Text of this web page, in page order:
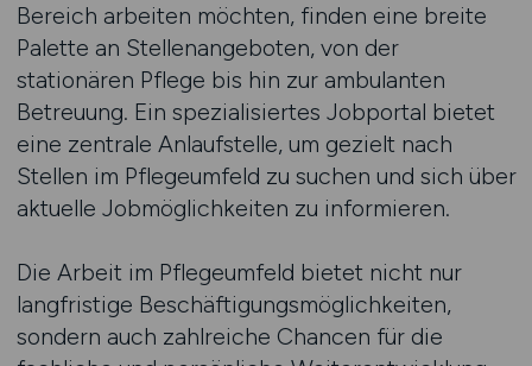
Bereich arbeiten möchten, finden eine breite
Palette an Stellenangeboten, von der
stationären Pflege bis hin zur ambulanten
Betreuung. Ein spezialisiertes Jobportal bietet
eine zentrale Anlaufstelle, um gezielt nach
Stellen im Pflegeumfeld zu suchen und sich über
aktuelle Jobmöglichkeiten zu informieren.
Die Arbeit im Pflegeumfeld bietet nicht nur
langfristige Beschäftigungsmöglichkeiten,
sondern auch zahlreiche Chancen für die